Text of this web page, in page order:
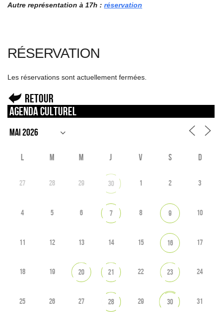
Autre représentation à 17h : réservation
RÉSERVATION
Les réservations sont actuellement fermées.
Retour
Agenda culturel
L M M J V S D
27 28 29 30 1 2 3
4 5 6 7 8 9 10
11 12 13 14 15 16 17
18 19 20 21 22 23 24
25 26 27 28 29 30 31